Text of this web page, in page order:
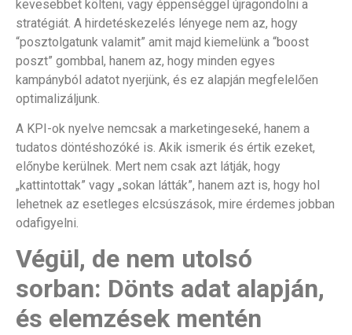
kevesebbet költeni, vagy éppenséggel újragondolni a
stratégiát. A hirdetéskezelés lényege nem az, hogy
“posztolgatunk valamit” amit majd kiemelünk a “boost
poszt” gombbal, hanem az, hogy minden egyes
kampányból adatot nyerjünk, és ez alapján megfelelően
optimalizáljunk.
A KPI-ok nyelve nemcsak a marketingeseké, hanem a
tudatos döntéshozóké is. Akik ismerik és értik ezeket,
előnybe kerülnek. Mert nem csak azt látják, hogy
„kattintottak” vagy „sokan látták”, hanem azt is, hogy hol
lehetnek az esetleges elcsúszások, mire érdemes jobban
odafigyelni.
Végül, de nem utolsó
sorban: Dönts adat alapján,
és elemzések mentén